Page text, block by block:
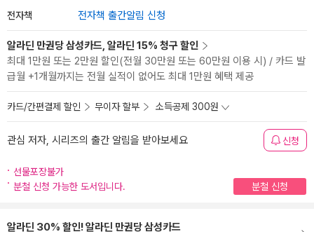
전자책 전자책 출간알림 신청
알라딘 만권당 삼성카드, 알라딘 15% 청구 할인
최대 1만원 또는 2만원 할인(전월 30만원 또는 60만원 이용 시) / 카드 발
급월 +1개월까지는 전월 실적이 없어도 최대 1만원 혜택 제공
카드/간편결제 할인 무이자 할부 소득공제 300원
관심 저자, 시리즈의 출간 알림을 받아보세요 신청
선물포장불가
분철 신청 가능한 도서입니다.
분철 신청
알라딘 30% 할인! 알라딘 만권당 삼성카드